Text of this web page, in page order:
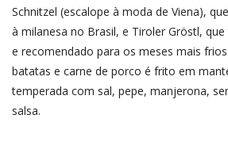
Schnitzel (escalope à moda de Viena),
à milanesa no Brasil, e Tiroler Gröstl,
e recomendado para os meses mais
batatas e carne de porco é frito em
temperada com sal, pepe, manjerona,
salsa.